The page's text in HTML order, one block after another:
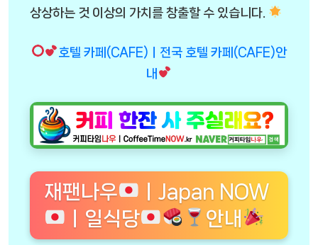
상상하는 것 이상의 가치를 창출할 수 있습니다.
호텔 카페(CAFE)ㅣ전국 호텔 카페(CAFE)안
내
재팬나우
ㅣJapan NOW
ㅣ일식당
안내